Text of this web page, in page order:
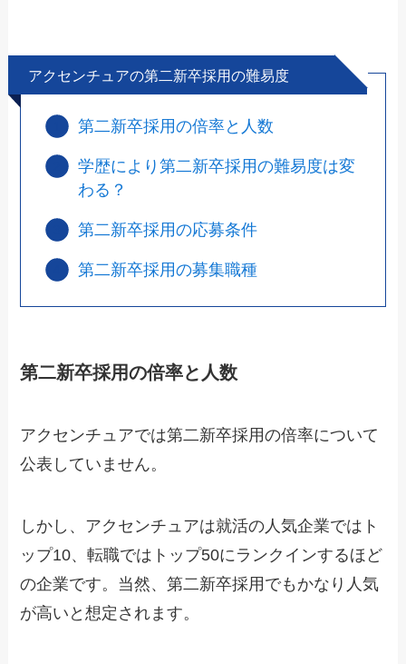
アクセンチュアの第二新卒採用の難易度
第二新卒採用の倍率と人数
学歴により第二新卒採用の難易度は変
わる？
第二新卒採用の応募条件
第二新卒採用の募集職種
第二新卒採用の倍率と人数
アクセンチュアでは第二新卒採用の倍率について
公表していません。
しかし、アクセンチュアは就活の人気企業ではト
ップ10、転職ではトップ50にランクインするほど
の企業です。当然、第二新卒採用でもかなり人気
が高いと想定されます。